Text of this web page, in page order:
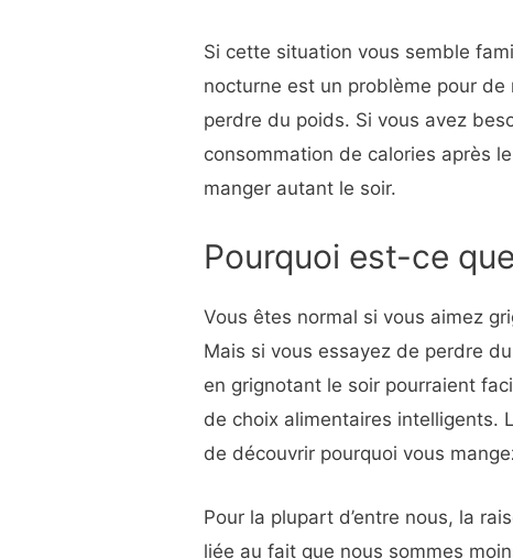
Si cette situation vous semble
nocturne est un problème pour
perdre du poids. Si vous avez
consommation de calories après
manger autant le soir.
Pourquoi est-ce
Vous êtes normal si vous aimez
Mais si vous essayez de perdre
en grignotant le soir pourraient
de choix alimentaires intelligents.
de découvrir pourquoi vous
Pour la plupart d’entre nous, la
liée au fait que nous sommes